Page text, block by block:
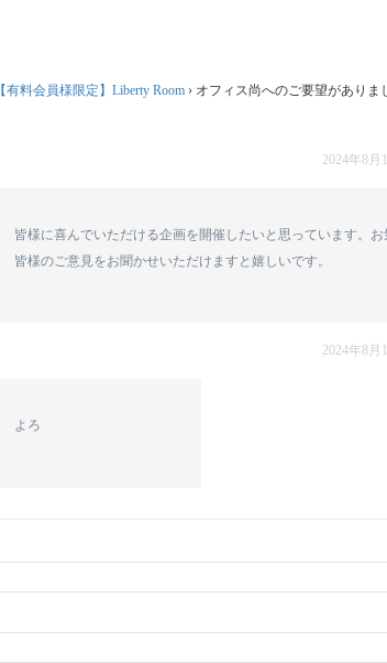
【有料会員様限定】Liberty Room › オフィス尚へのご要望がありま
2024年8月
皆様に喜んでいただける企画を開催したいと思っています。
皆様のご意見をお聞かせいただけますと嬉しいです。
2024年8月
よろ